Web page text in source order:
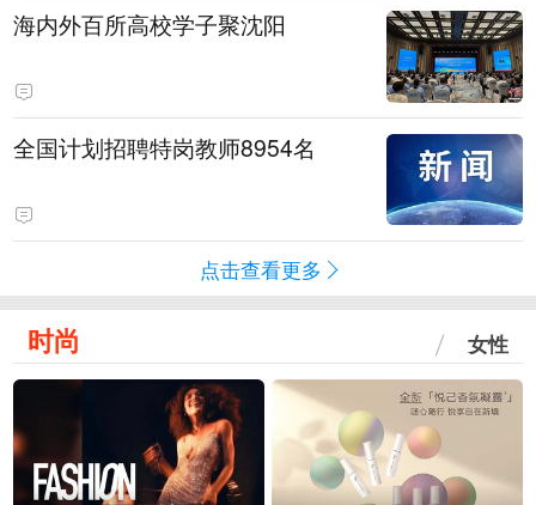
海内外百所高校学子聚沈阳
全国计划招聘特岗教师8954名
点击查看更多
时尚 女性